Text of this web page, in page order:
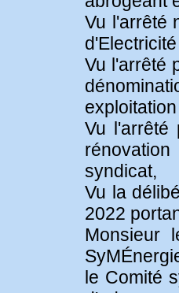
Vu l'arrêté
Vu l'arrêté
Vu l'arrêté
syndicat,
Vu la
2022
Monsieur
le Comité